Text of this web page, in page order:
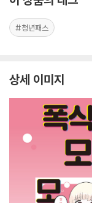
#청년패스
상세 이미지